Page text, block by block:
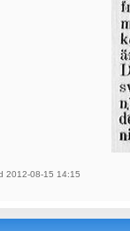
2012-08-15 14:15